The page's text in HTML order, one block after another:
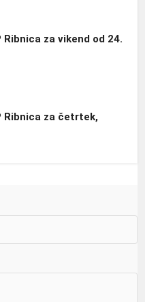
za vikend od 24.
Ribnica za četrtek,